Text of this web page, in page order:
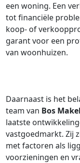
een woning. Een
tot financiële
koop- of
garant voor een
van woonhuizen.
Daarnaast is het
team van Bos
laatste
vastgoedmarkt. Zij
met factoren als
voorzieningen en